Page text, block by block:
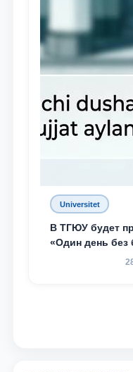
Universitet
В ТГЮУ будет
«Один день без